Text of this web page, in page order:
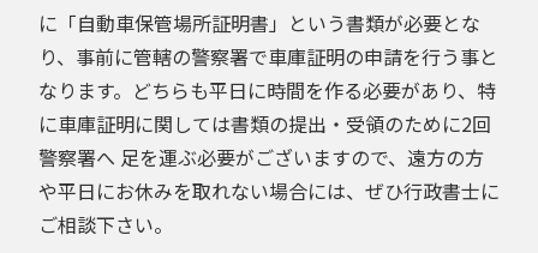
に「自動車保管場所証明書」という書類が必要とな
り、事前に管轄の警察署で車庫証明の申請を行う事と
なります。どちらも平日に時間を作る必要があり、特
に車庫証明に関しては書類の提出・受領のために2回
警察署へ 足を運ぶ必要がございますので、遠方の方
や平日にお休みを取れない場合には、ぜひ行政書士に
ご相談下さい。